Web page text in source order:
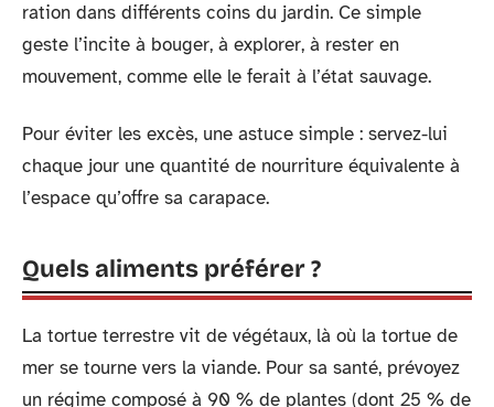
ration dans différents coins du jardin. Ce simple
geste l’incite à bouger, à explorer, à rester en
mouvement, comme elle le ferait à l’état sauvage.
Pour éviter les excès, une astuce simple : servez-lui
chaque jour une quantité de nourriture équivalente à
l’espace qu’offre sa carapace.
Quels aliments préférer ?
La tortue terrestre vit de végétaux, là où la tortue de
mer se tourne vers la viande. Pour sa santé, prévoyez
un régime composé à 90 % de plantes (dont 25 % de